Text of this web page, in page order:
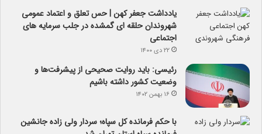
یادداشت جعفر کهن | حس تعلق و اعتماد عمومی
شهروندان حلقه ای گمشده در جلب سرمایه های
اجتماعی
۲۲ دی ۱۴۰۰
رئیسی: باید روایت صحیحی از پیشرفت‌ها و
وضعیت کشور داشته باشیم
۱۶ بهمن ۱۴۰۲
با حکم فرمانده کل سپاه؛ سردار ولی زاده جانشین